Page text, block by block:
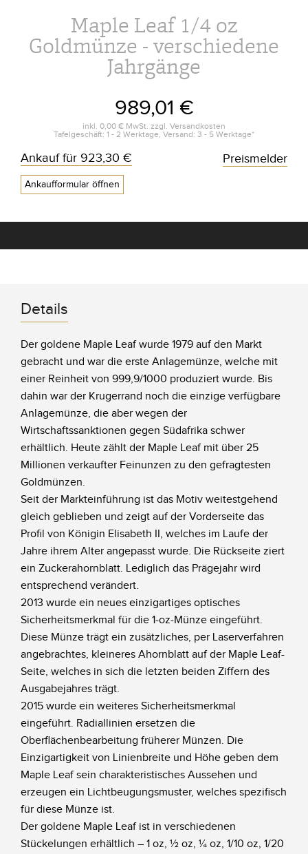
Maple Leaf 1/4 oz
Goldmünze - verschiedene
Jahrgänge
989,01 €
inkl. 0,00 € MwSt. zzgl. Versandkosten
Tafelgeschäft: 1 - 2 Werktage, Versand: 3 - 5 Werktage*
Ankauf für 923,30 €
Ankaufformular öffnen
Preismelder
Details
Der goldene Maple Leaf wurde 1979 auf den Markt
gebracht und war die erste Anlagemünze, welche mit
einer Reinheit von 999,9/1000 produziert wurde. Bis
dahin war der Krugerrand noch die einzige verfügbare
Anlagemünze, die aber wegen der
Wirtschaftssanktionen gegen Südafrika schwer
erhältlich. Heute zählt der Maple Leaf mit über 25
Millionen verkaufter Feinunzen zu den gefragtesten
Goldmünzen.
Seit der Markteinführung ist das Motiv weitestgehend
gleich geblieben und zeigt auf der Vorderseite das
Profil von Königin Elisabeth II, welches im Laufe der
Jahre ihrem Alter angepasst wurde. Die Rückseite ziert
ein Zuckerahornblatt. Lediglich das Prägejahr wird
entsprechend verändert.
2013 wurde ein neues einzigartiges optisches
Sicherheitsmerkmal für die 1-oz-Münze eingeführt.
Diese Münze trägt ein zusätzliches, per Laserverfahren
angebrachtes, kleineres Ahornblatt auf der Maple Leaf-
Seite, welches in sich die letzten beiden Ziffern des
Ausgabejahres trägt.
2015 wurde ein weiteres Sicherheitsmerkmal
eingeführt. Radiallinien ersetzen die
Oberflächenbearbeitung früherer Münzen. Die
Einzigartigkeit von Linienbreite und Höhe geben dem
Maple Leaf sein charakteristisches Aussehen und
erzeugen ein Lichtbeugungsmuster, welches spezifisch
für diese Münze ist.
Der goldene Maple Leaf ist in verschiedenen
Stückelungen erhältlich – 1 oz, ½ oz, ¼ oz, 1/10 oz, 1/20